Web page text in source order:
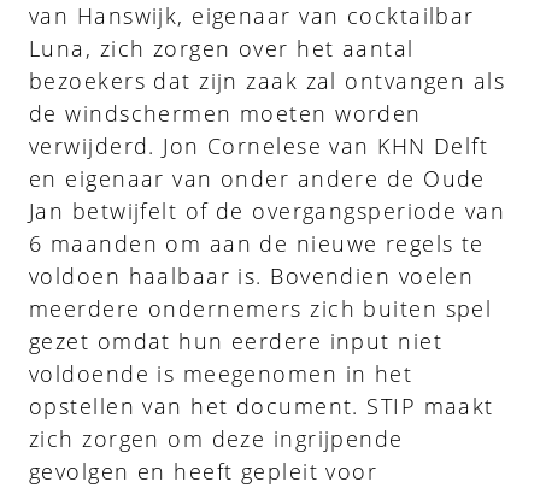
van Hanswijk, eigenaar van cocktailbar
Luna, zich zorgen over het aantal
bezoekers dat zijn zaak zal ontvangen als
de windschermen moeten worden
verwijderd. Jon Cornelese van KHN Delft
en eigenaar van onder andere de Oude
Jan betwijfelt of de overgangsperiode van
6 maanden om aan de nieuwe regels te
voldoen haalbaar is. Bovendien voelen
meerdere ondernemers zich buiten spel
gezet omdat hun eerdere input niet
voldoende is meegenomen in het
opstellen van het document. STIP maakt
zich zorgen om deze ingrijpende
gevolgen en heeft gepleit voor